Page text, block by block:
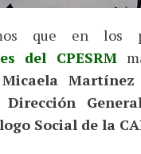
que en los
del CPESRM
Micaela Martínez
Dirección
Social de la